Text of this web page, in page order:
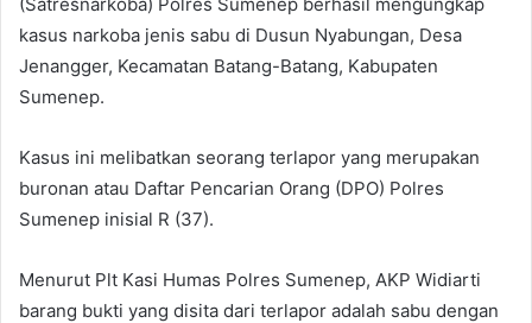
kasus narkoba jenis sabu di Dusun Nyabungan, Desa
Jenangger, Kecamatan Batang-Batang, Kabupaten
Sumenep.
Kasus ini melibatkan seorang terlapor yang merupakan
buronan atau Daftar Pencarian Orang (DPO) Polres
Sumenep inisial R (37).
Menurut Plt Kasi Humas Polres Sumenep, AKP Widiarti
barang bukti yang disita dari terlapor adalah sabu dengan